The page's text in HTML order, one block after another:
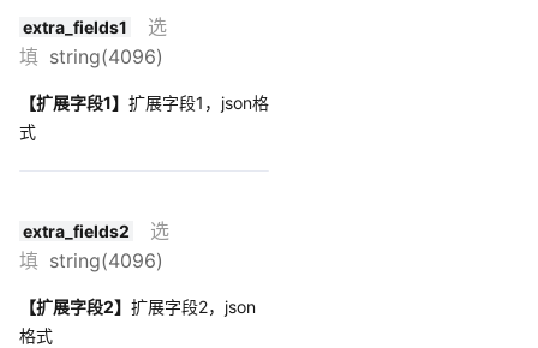
extra_fields1
选
填 string(4096)
【扩展字段1】 扩展字段1，json格
式
extra_fields2
选
填 string(4096)
【扩展字段2】 扩展字段2，json
格式